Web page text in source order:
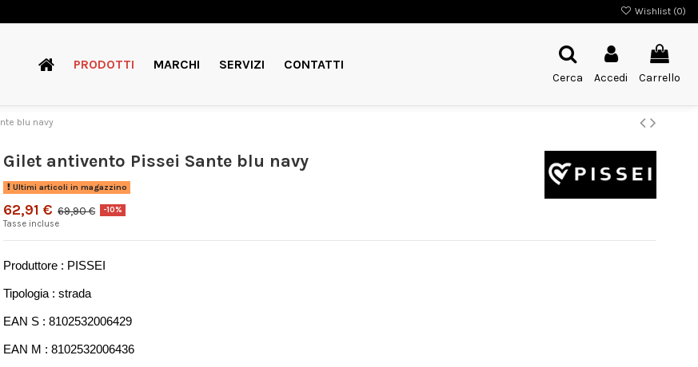
Wishlist (0)
PRODOTTI MARCHI SERVIZI CONTATTI
Cerca Accedi Carrello
blu navy
Gilet antivento Pissei Sante blu navy
Ultimi articoli in magazzino
62,91 € 69,90 €
-10%
Tasse incluse
Produttore : PISSEI
Tipologia : strada
EAN S : 8102532006429
EAN M : 8102532006436